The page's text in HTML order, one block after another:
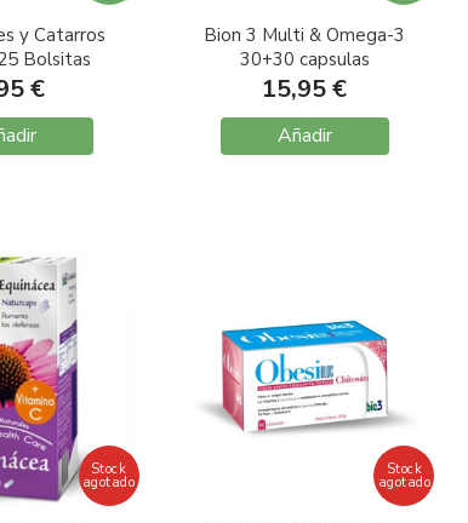
y Catarros
Bolsitas
€
Bion 3 Multi & Omega-3
30+30 capsulas
15,95 €
Añadir
Stock
agotado
Stock
agotado